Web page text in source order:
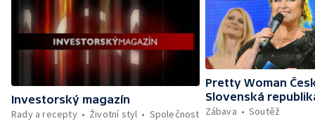
Investorský magazín
Rady a recepty
Životní styl Společnost
Pretty Woman
Slovenská
Zábava
Soutěž